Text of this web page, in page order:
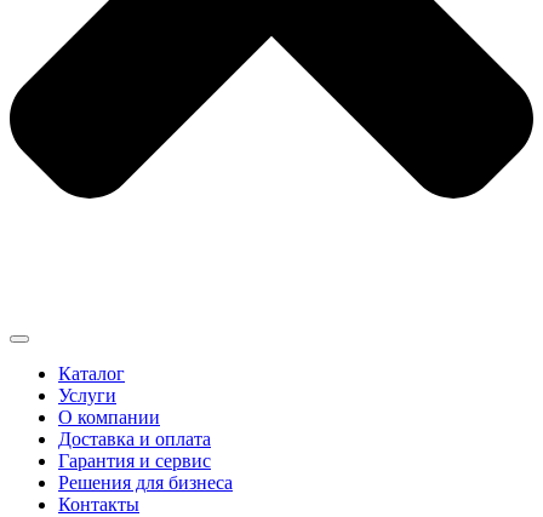
Каталог
Услуги
О компании
Доставка и оплата
Гарантия и сервис
Решения для бизнеса
Контакты